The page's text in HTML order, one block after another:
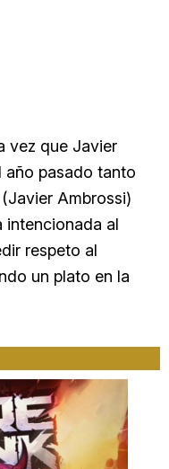
vez que Javier
año pasado tanto
Ambrossi)
intencionada al
respeto al
un plato en la